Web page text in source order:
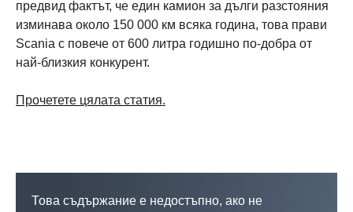
предвид фактът, че един камион за дълги разстояния
изминава около 150 000 км всяка година, това прави
Scania с повече от 600 литра годишно по-добра от
най-близкия конкурент.
Прочетете цялата статия.
Това съдържание е недостъпно, ако не